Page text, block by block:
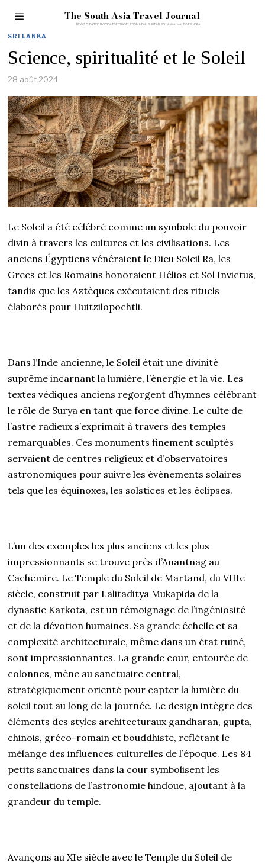
The South Asia Travel Journal
SRI LANKA
Science, spiritualité et le Soleil
28 août 2024
Le Soleil a été célébré comme un symbole du pouvoir
divin à travers les cultures et les civilisations. Les
anciens Égyptiens vénéraient le Dieu Soleil Ra, les
Grecs et les Romains honoraient Hélios et Sol Invictus,
tandis que les Aztèques exécutaient des rituels
élaborés pour Huitzilopochtli.
Dans l’Inde ancienne, le Soleil était une divinité
suprême incarnant la lumière, l’énergie et la vie. Les
textes védiques anciens regorgent d’hymnes célébrant
le rôle de Surya en tant que force divine. Le culte de
l’astre radieux s’exprimait à travers des temples
remarquables. Ces monuments finement sculptés
servaient de centres religieux et d’observatoires
astronomiques pour suivre les événements solaires
tels que les équinoxes, les solstices et les éclipses.
L’un des exemples les plus anciens et les plus
impressionnants se trouve près d’Anantnag au
Cachemire. Le Temple du Soleil de Martand, du VIIIe
siècle, construit par Lalitaditya Mukapida de la
dynastie Karkota, est un témoignage de l’ingéniosité
et de la dévotion humaines. Sa grande échelle et sa
complexité architecturale, même dans un état ruiné,
sont impressionnantes. La grande cour, entourée de
colonnes, mène au sanctuaire central,
stratégiquement orienté pour capter la lumière du
soleil tout au long de la journée. Le design intègre des
éléments des styles architecturaux gandharan, gupta,
chinois, gréco-romain et bouddhiste, reflétant le
mélange des influences culturelles de l’époque. Les 84
petits sanctuaires dans la cour symbolisent les
constellations de l’astronomie hindoue, ajoutant à la
grandeur du temple.
Avançons au XIe siècle avec le Temple du Soleil de